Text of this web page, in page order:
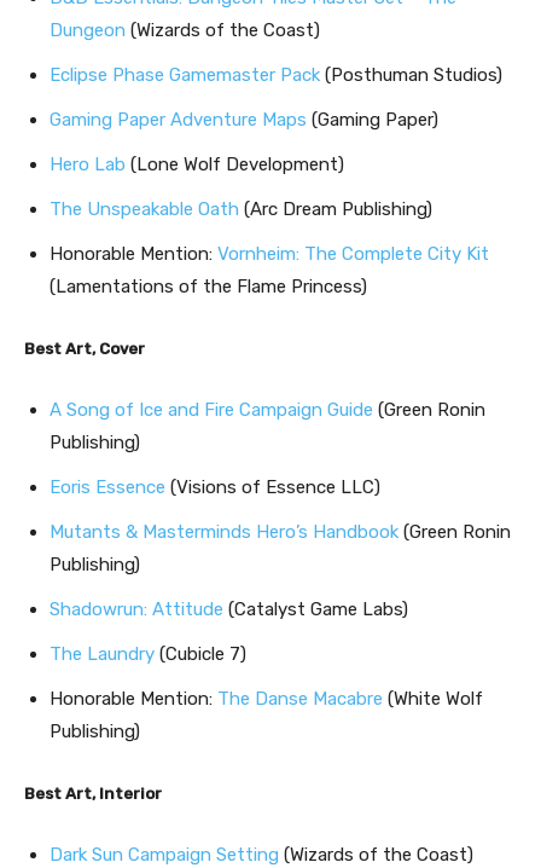
Dungeon (Wizards of the Coast)
Eclipse Phase Gamemaster Pack (Posthuman Studios)
Gaming Paper Adventure Maps (Gaming Paper)
Hero Lab (Lone Wolf Development)
The Unspeakable Oath (Arc Dream Publishing)
Honorable Mention: Vornheim: The Complete City Kit
(Lamentations of the Flame Princess)
Best Art, Cover
A Song of Ice and Fire Campaign Guide (Green Ronin
Publishing)
Eoris Essence (Visions of Essence LLC)
Mutants & Masterminds Hero’s Handbook (Green Ronin
Publishing)
Shadowrun: Attitude (Catalyst Game Labs)
The Laundry (Cubicle 7)
Honorable Mention: The Danse Macabre (White Wolf
Publishing)
Best Art, Interior
Dark Sun Campaign Setting (Wizards of the Coast)